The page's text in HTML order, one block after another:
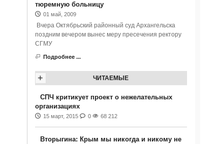
тюремную больницу
01 май, 2009
Вчера Октябрьский районный суд Архангельска
поздним вечером вынес меру пресечения ректору
СГМУ
Подробнее ...
ЧИТАЕМЫЕ
+
СПЧ критикует проект о нежелательных
организациях
15 март, 2015 0 68 212
Вторыгина: Крым мы никогда и никому не